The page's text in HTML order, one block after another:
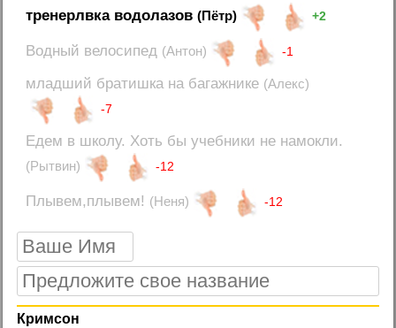
тренерлвка водолазов(Пётр) +2
Водный велосипед (Антон) -1
младший братишка на багажнике (Алекс)
-7
Едем в школу. Хоть бы учебники не намокли.
(Рытвин) -12
Плывем,плывем! (Неня) -12
Кримсон